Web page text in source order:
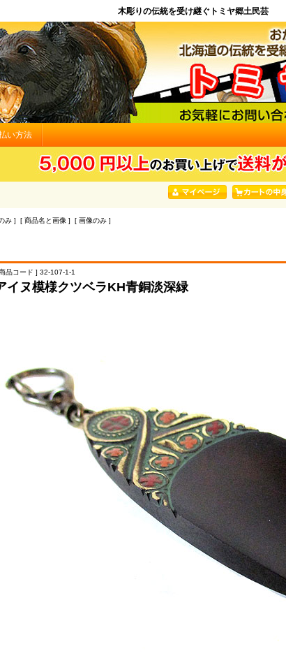
木彫りの伝統を受け継ぐトミヤ郷土民芸
い方法
み ] [ 商品名と画像 ] [ 画像のみ ]
品コード ] 32-107-1-1
イヌ模様クツベラKH青銅淡深緑